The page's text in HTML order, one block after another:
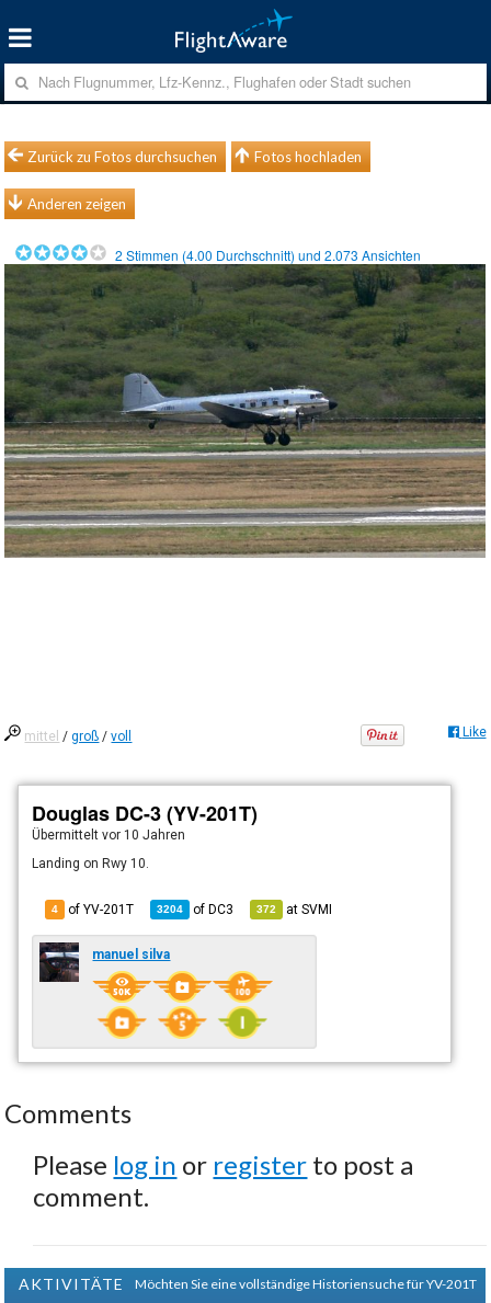
Zurück zu Fotos durchsuchen Fotos hochladen
Anderen zeigen
2 Stimmen (4.00 Durchschnitt) und2.073 Ansichten
mittel /groß /voll Like
Douglas DC-3 (YV-201T)
Übermitteltvor 10 Jahren
Landing on Rwy 10.
4 of YV-201T 3204 ofDC3 372 atSVMI
manuel silva
Comments
Please log in or register to post a
comment.
AKTIVITÄTE
Möchten Sie eine vollständige Historiensuche für YV-201T